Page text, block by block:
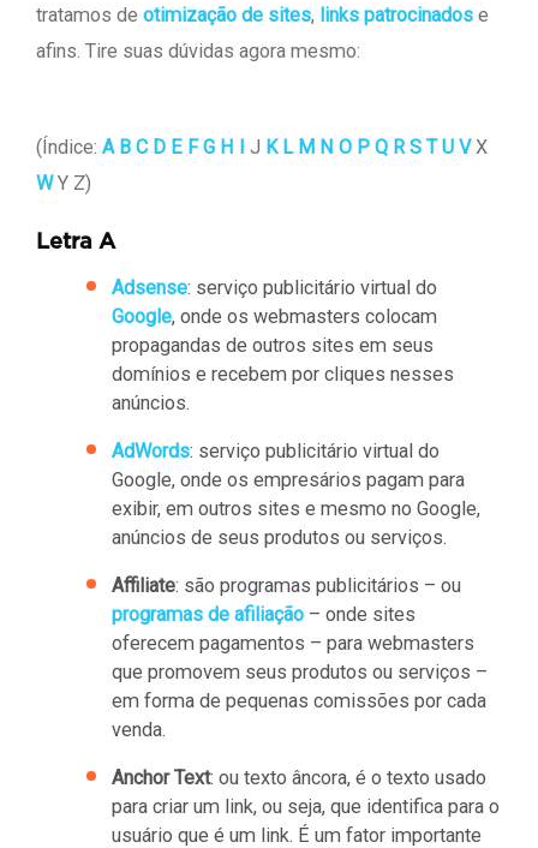
tratamos de otimização de sites, links patrocinados e
afins. Tire suas dúvidas agora mesmo:
(Índice: A B C D E F G H I J K L M N O P Q R S T U VX
WY Z)
Letra A
Adsense: serviço publicitário virtual do
Google, onde os webmasters colocam
propagandas de outros sites em seus
domínios e recebem por cliques nesses
anúncios.
AdWords: serviço publicitário virtual do
Google, onde os empresários pagam para
exibir, em outros sites e mesmo no Google,
anúncios de seus produtos ou serviços.
Affiliate: são programas publicitários – ou
programas de afiliação – onde sites
oferecem pagamentos – para webmasters
que promovem seus produtos ou serviços –
em forma de pequenas comissões por cada
venda.
Anchor Text: ou texto âncora, é o texto usado
para criar um link, ou seja, que identifica para o
usuário que é um link. É um fator importante